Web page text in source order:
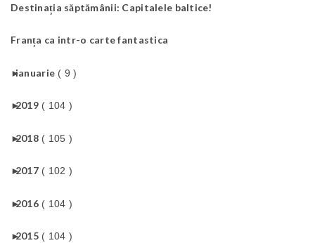
Destinația săptămânii: Capitalele baltice!
Franța ca intr-o carte fantastica
►
ianuarie ( 9 )
►
2019 ( 104 )
►
2018 ( 105 )
►
2017 ( 102 )
►
2016 ( 104 )
►
2015 ( 104 )